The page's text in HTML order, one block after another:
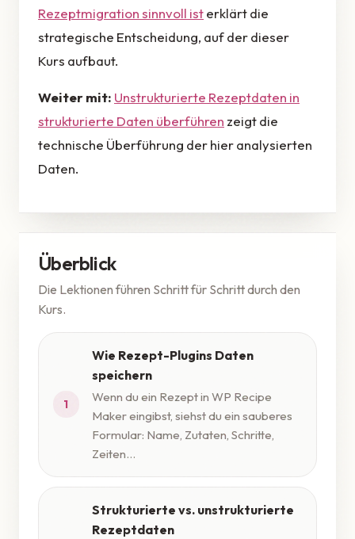
Rezeptmigration sinnvoll isterklärt die
strategische Entscheidung, auf der dieser
Kurs aufbaut.
Weiter mit: Unstrukturierte Rezeptdaten in
strukturierte Daten überführen zeigt die
technische Überführung der hier analysierten
Daten.
Überblick
Die Lektionen führen Schritt für Schritt durch den
Kurs.
1
Wie Rezept-Plugins Daten
speichern
Wenn du ein Rezept in WP Recipe
Maker eingibst, siehst du ein sauberes
Formular: Name, Zutaten, Schritte,
Zeiten...
Strukturierte vs. unstrukturierte
Rezeptdaten